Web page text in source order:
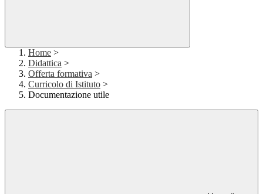
Home >
Didattica >
Offerta formativa >
Curricolo di Istituto >
Documentazione utile